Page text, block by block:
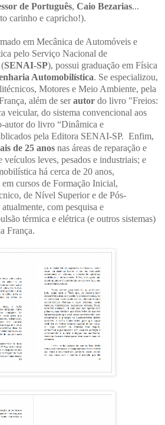
de Português, Caio Bezarias...
carinho e capricho!).
em Mecânica de Automóveis e
pelo Serviço Nacional de
SENAI-SP), possui graduação em Física
Automobilística. Se especializou,
Motores e Meio Ambiente, pela
além de serautor do livro "Freios:
veicular, do sistema convencional aos
autor do livro “Dinâmica e
pela Editora SENAI-SP. Enfim,
de 25 anos nas áreas de reparação e
leves, pesados e industriais; e
há cerca de 20 anos,
cursos de Formação Inicial,
de Nível Superior e de Pós-
com pesquisa e
térmica e elétrica (e outros sistemas)
França.